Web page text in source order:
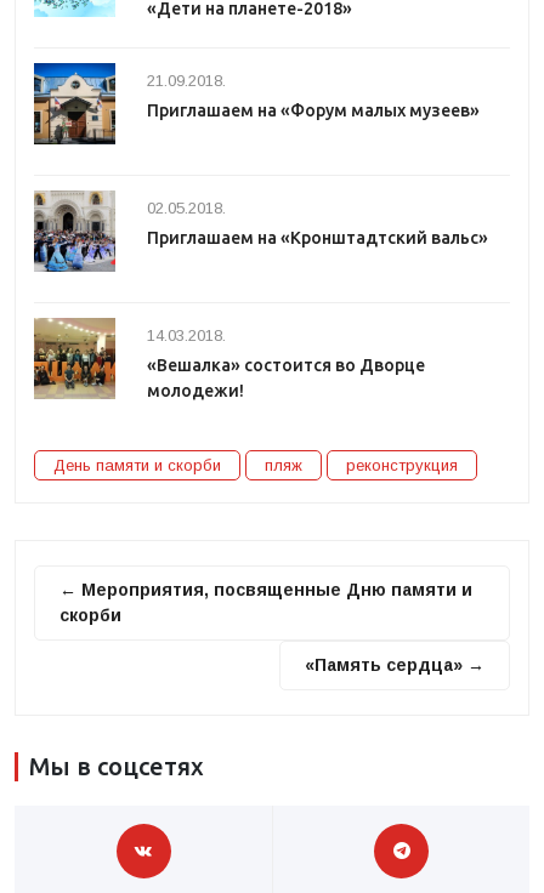
«Дети на планете-2018»
21.09.2018.
Приглашаем на «Форум малых музеев»
02.05.2018.
Приглашаем на «Кронштадтский вальс»
14.03.2018.
«Вешалка» состоится во Дворце
молодежи!
День памяти и скорби пляж реконструкция
← Мероприятия, посвященные Дню памяти и
скорби
«Память сердца» →
Мы в соцсетях